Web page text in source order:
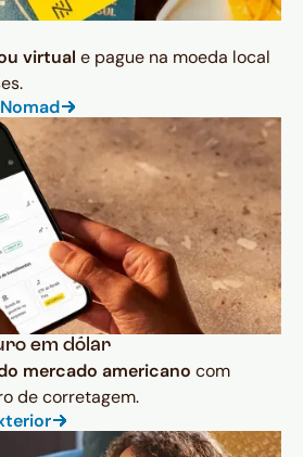
virtual e pague na moeda local
em dólar
mercado americano com
de corretagem.